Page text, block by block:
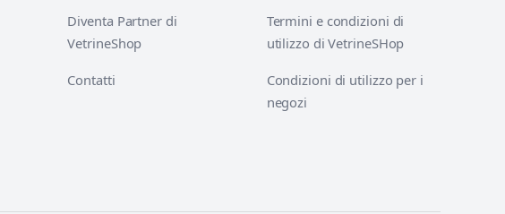
Diventa Partner di
VetrineShop
Contatti
Termini e condizioni di
utilizzo di VetrineSHop
Condizioni di utilizzo per i
negozi